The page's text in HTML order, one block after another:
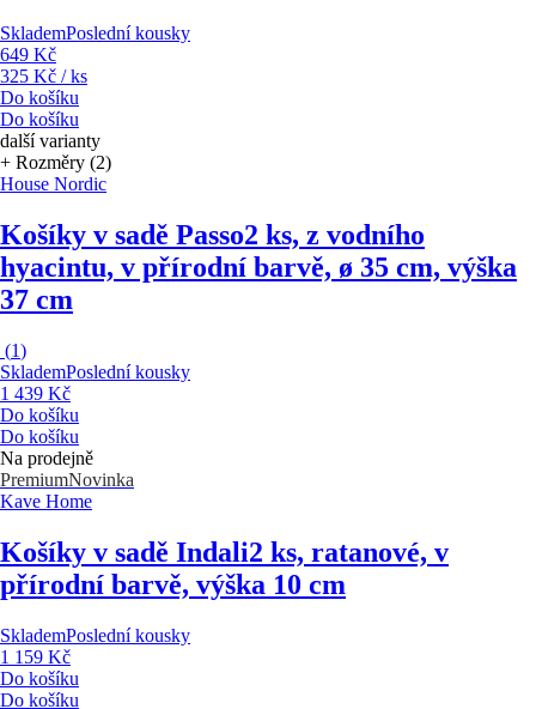
SklademPoslední kousky
649 Kč
325 Kč / ks
Do košíku
Do košíku
další varianty
+ Rozměry (2)
House Nordic
Košíky v sadě Passo2 ks, z vodního
hyacintu, v přírodní barvě, ø 35 cm, výška
37 cm
(1)
SklademPoslední kousky
1 439 Kč
Do košíku
Do košíku
Na prodejně
PremiumNovinka
Kave Home
Košíky v sadě Indali2 ks, ratanové, v
přírodní barvě, výška 10 cm
SklademPoslední kousky
1 159 Kč
Do košíku
Do košíku